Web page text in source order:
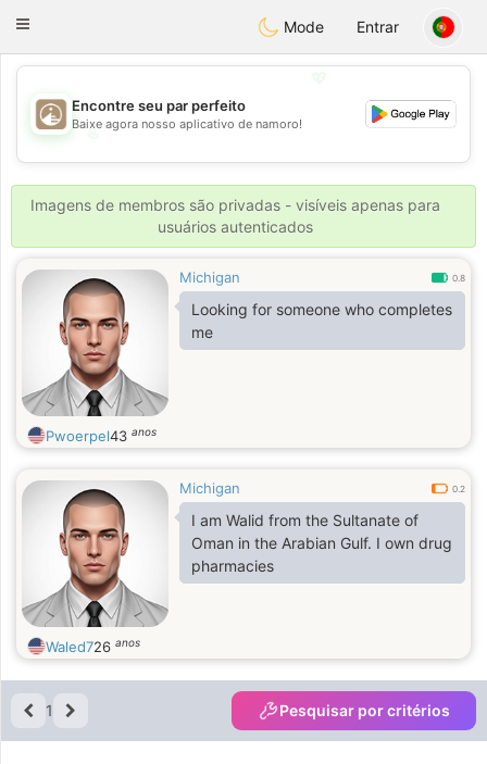
ahebik
Toggle
Mode Entrar
💖
💕
💕
Encontre seu par perfeito
Baixe agora nosso aplicativo de namoro!
Imagens de membros são privadas - visíveis apenas para
usuários autenticados
Michigan 0.8
Looking for someone who completes
me
Pwoerpel43 anos
Michigan 0.2
I am Walid from the Sultanate of
Oman in the Arabian Gulf. I own drug
pharmacies
Waled726 anos
1 Pesquisar por critérios